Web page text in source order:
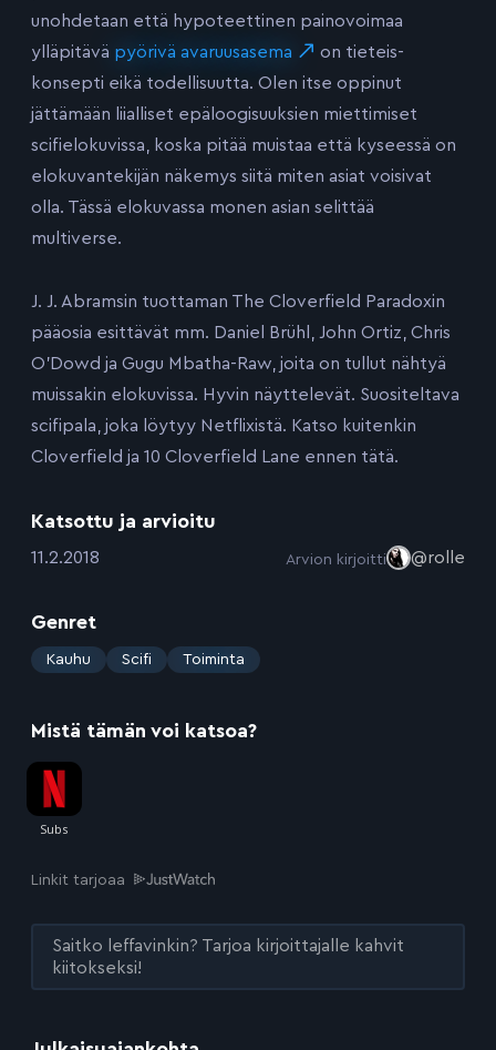
unohdetaan että hypoteettinen painovoimaa
ylläpitävä pyörivä avaruusasema
on tieteis-
konsepti eikä todellisuutta. Olen itse oppinut
jättämään liialliset epäloogisuuksien miettimiset
scifielokuvissa, koska pitää muistaa että kyseessä on
elokuvantekijän näkemys siitä miten asiat voisivat
olla. Tässä elokuvassa monen asian selittää
multiverse.
J. J. Abramsin tuottaman The Cloverfield Paradoxin
pääosia esittävät mm. Daniel Brühl, John Ortiz, Chris
O’Dowd ja Gugu Mbatha-Raw, joita on tullut nähtyä
muissakin elokuvissa. Hyvin näyttelevät. Suositeltava
scifipala, joka löytyy Netflixistä. Katso kuitenkin
Cloverfield ja 10 Cloverfield Lane ennen tätä.
Katsottu ja arvioitu
:11.2.2018 Arvion kirjoitti @rolle
Genret
: Kauhu Scifi Toiminta
Mistä tämän voi katsoa?
Linkit tarjoaa
Saitko leffavinkin? Tarjoa kirjoittajalle kahvit
kiitokseksi!